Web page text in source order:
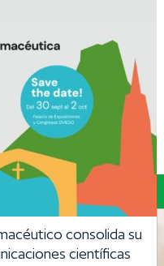
consolida su
científicas